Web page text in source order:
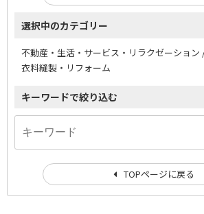
選択中のカテゴリー
不動産・生活・サービス・リラクゼーション
衣料縫製・リフォーム
キーワードで絞り込む
TOPページに戻る